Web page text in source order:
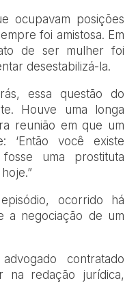
ocupavam posições
foi amistosa. Em
de ser mulher foi
desestabilizá-la.
essa questão do
Houve uma longa
reunião em que um
‘Então você existe
uma prostituta
ocorrido há
a negociação de um
contratado
na redação jurídica,